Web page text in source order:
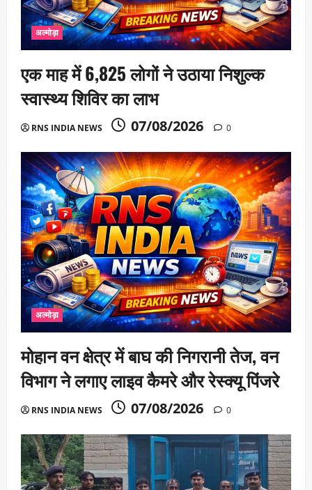
अल्मोड़ा
एक माह में 6,825 लोगों ने उठाया निशुल्क
स्वास्थ्य शिविर का लाभ
RNS INDIA NEWS 07/08/2026 0
अल्मोड़ा
मोहान वन क्षेत्र में बाघ की निगरानी तेज, वन
विभाग ने लगाए लाइव कैमरे और रेस्क्यू पिंजरे
RNS INDIA NEWS 07/08/2026 0